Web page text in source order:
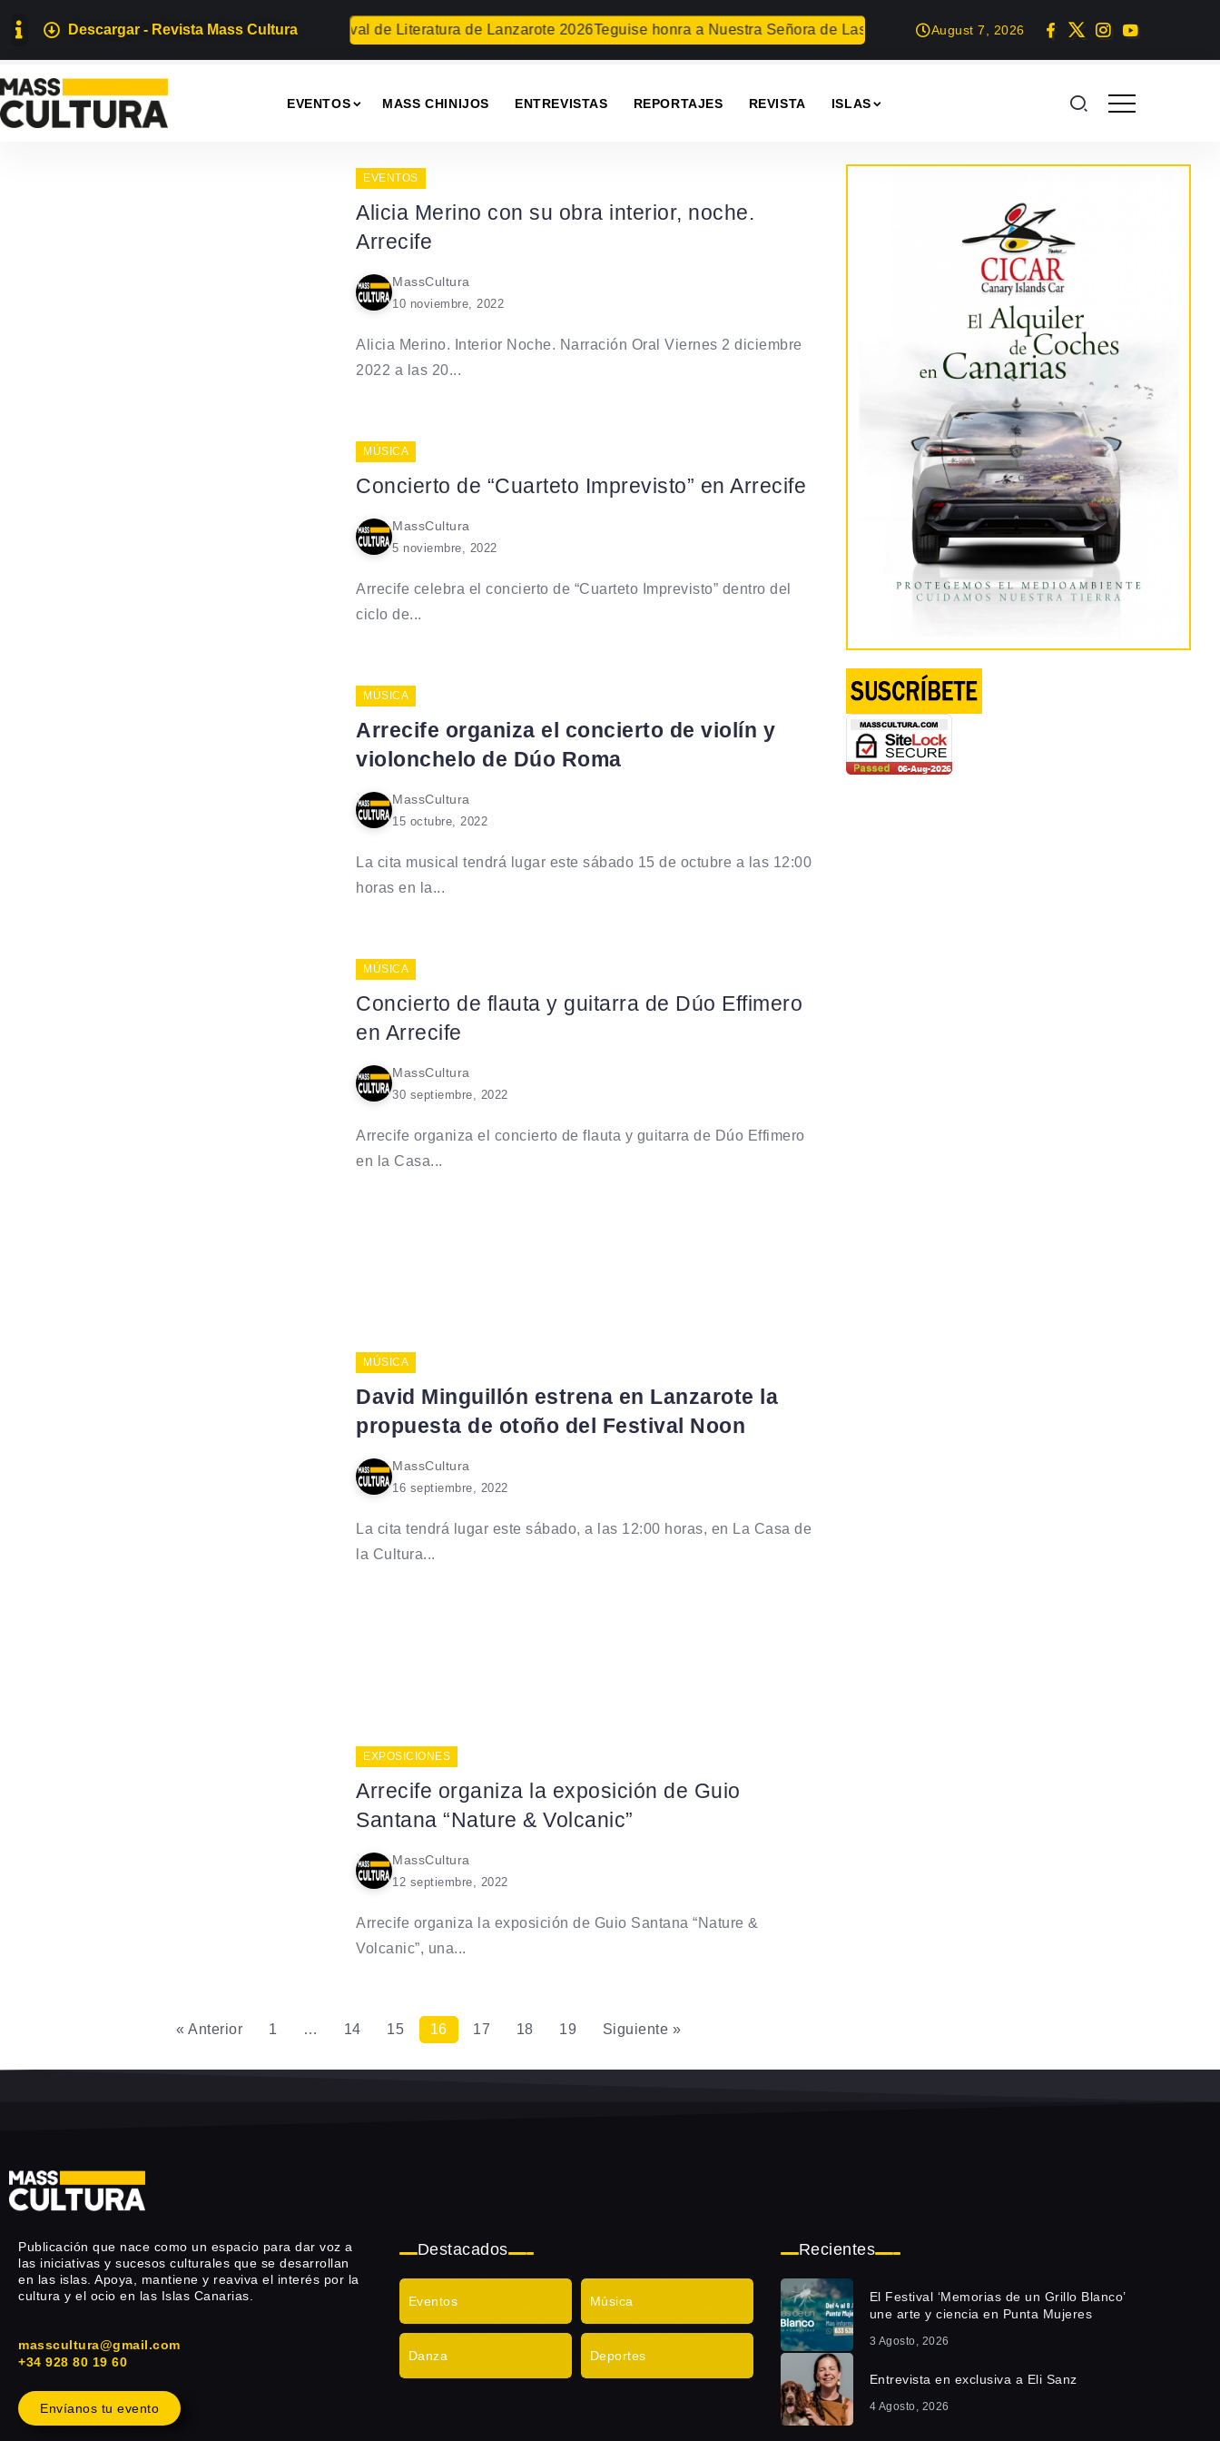
Descargar - Revista Mass Cultura
El sonido de la caídaFestival de Literatura de Lanzarote 2026Teguise honra a Nuestra Señora de Las Nieves con una devota eucaristía El sonido de la
August 7, 2026
EVENTOS MASS CHINIJOS ENTREVISTAS REPORTAJES REVISTA ISLAS
EVENTOS
Alicia Merino con su obra interior, noche.
Arrecife
MassCultura
10 noviembre, 2022
Alicia Merino. Interior Noche. Narración Oral Viernes 2 diciembre
2022 a las 20...
MÚSICA
Concierto de “Cuarteto Imprevisto” en Arrecife
MassCultura
5 noviembre, 2022
Arrecife celebra el concierto de “Cuarteto Imprevisto” dentro del
ciclo de...
MÚSICA
Arrecife organiza el concierto de violín y
violonchelo de Dúo Roma
MassCultura
15 octubre, 2022
La cita musical tendrá lugar este sábado 15 de octubre a las 12:00
horas en la...
MÚSICA
Concierto de flauta y guitarra de Dúo Effimero
en Arrecife
MassCultura
30 septiembre, 2022
Arrecife organiza el concierto de flauta y guitarra de Dúo Effimero
en la Casa...
MÚSICA
David Minguillón estrena en Lanzarote la
propuesta de otoño del Festival Noon
MassCultura
16 septiembre, 2022
La cita tendrá lugar este sábado, a las 12:00 horas, en La Casa de
la Cultura...
EXPOSICIONES
Arrecife organiza la exposición de Guio
Santana “Nature & Volcanic”
MassCultura
12 septiembre, 2022
Arrecife organiza la exposición de Guio Santana “Nature &
Volcanic”, una...
« Anterior 1 … 14 15 16 17 18 19 Siguiente »
Publicación que nace como un espacio para dar voz a
las iniciativas y sucesos culturales que se desarrollan
en las islas. Apoya, mantiene y reaviva el interés por la
cultura y el ocio en las Islas Canarias.
masscultura@gmail.com
+34 928 80 19 60
Envíanos tu evento
Destacados
Eventos Música
Danza Deportes
Recientes
El Festival ‘Memorias de un Grillo Blanco’
une arte y ciencia en Punta Mujeres
3 Agosto, 2026
Entrevista en exclusiva a Eli Sanz
4 Agosto, 2026